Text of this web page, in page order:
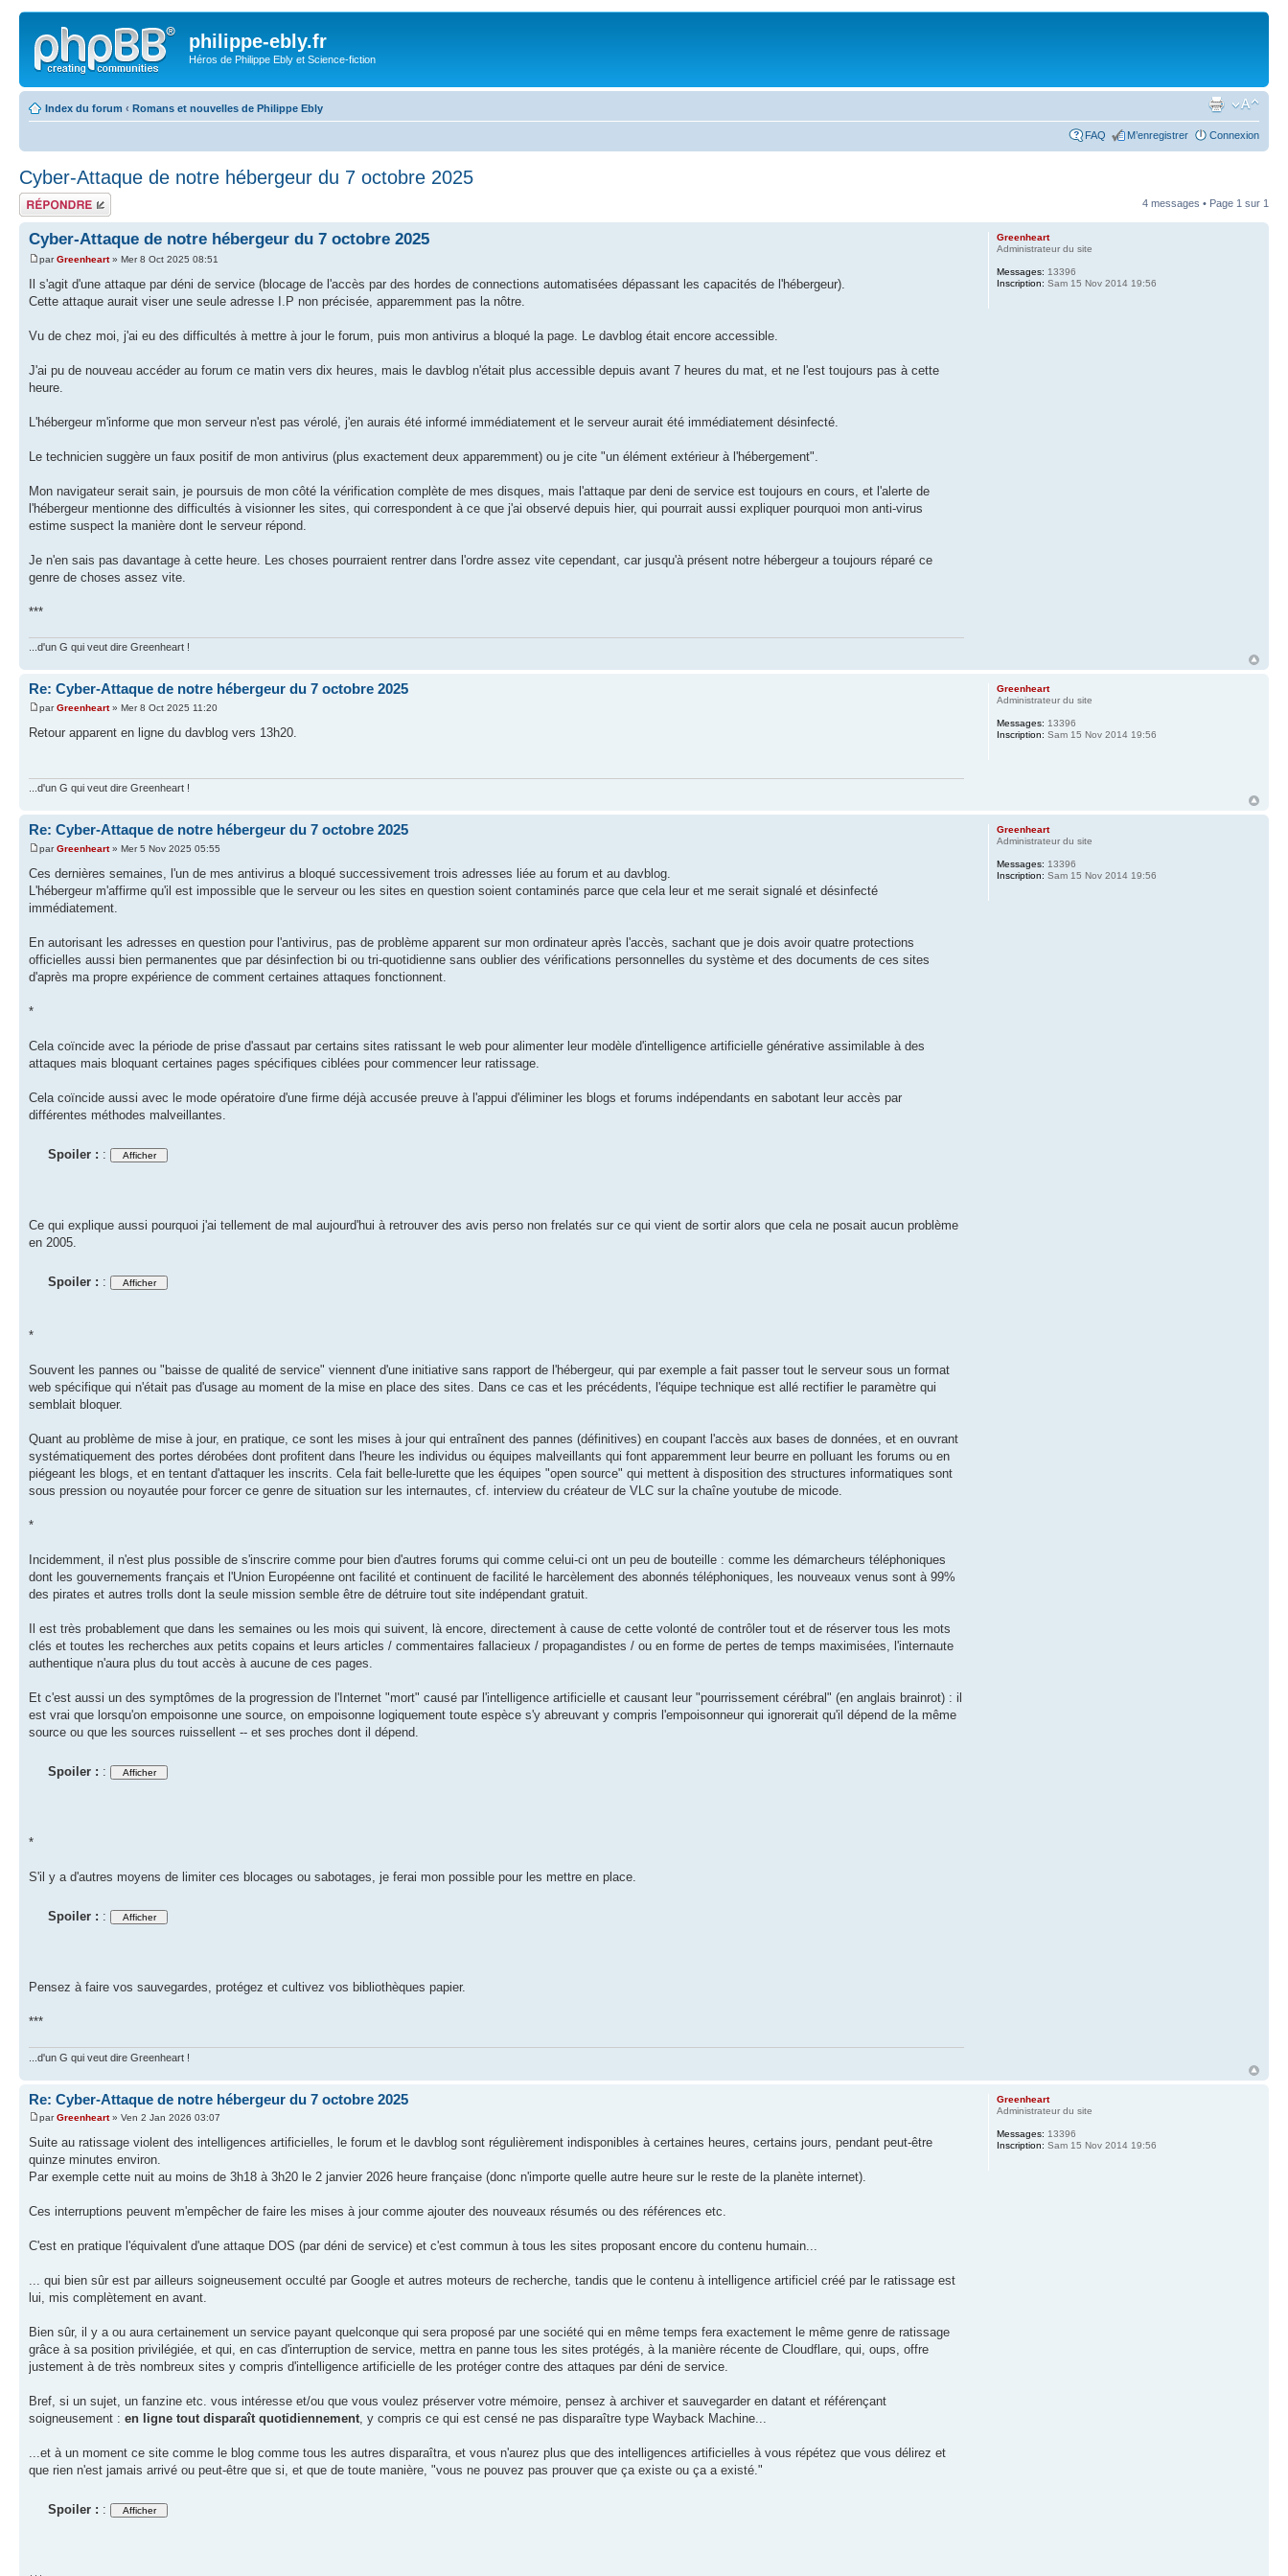
philippe-ebly.fr
Héros de Philippe Ebly et Science-fiction
Index du forum ‹ Romans et nouvelles de Philippe Ebly
FAQ M’enregistrer Connexion
Cyber-Attaque de notre hébergeur du 7 octobre 2025
Répondre 4 messages • Page 1 sur 1
Cyber-Attaque de notre hébergeur du 7 octobre 2025
parGreenheart» Mer 8 Oct 2025 08:51
Il s'agit d'une attaque par déni de service (blocage de l'accès par des hordes de connections automatisées dépassant les capacités de l'hébergeur).
Cette attaque aurait viser une seule adresse I.P non précisée, apparemment pas la nôtre.
Vu de chez moi, j'ai eu des difficultés à mettre à jour le forum, puis mon antivirus a bloqué la page. Le davblog était encore accessible.
J'ai pu de nouveau accéder au forum ce matin vers dix heures, mais le davblog n'était plus accessible depuis avant 7 heures du mat, et ne l'est toujours pas à cette
heure.
L'hébergeur m'informe que mon serveur n'est pas vérolé, j'en aurais été informé immédiatement et le serveur aurait été immédiatement désinfecté.
Le technicien suggère un faux positif de mon antivirus (plus exactement deux apparemment) ou je cite "un élément extérieur à l'hébergement".
Mon navigateur serait sain, je poursuis de mon côté la vérification complète de mes disques, mais l'attaque par deni de service est toujours en cours, et l'alerte de
l'hébergeur mentionne des difficultés à visionner les sites, qui correspondent à ce que j'ai observé depuis hier, qui pourrait aussi expliquer pourquoi mon anti-virus
estime suspect la manière dont le serveur répond.
Je n'en sais pas davantage à cette heure. Les choses pourraient rentrer dans l'ordre assez vite cependant, car jusqu'à présent notre hébergeur a toujours réparé ce
genre de choses assez vite.
***
...d'un G qui veut dire Greenheart !
Greenheart
Administrateur du site
Messages: 13396
Inscription: Sam 15 Nov 2014 19:56
Re: Cyber-Attaque de notre hébergeur du 7 octobre 2025
parGreenheart» Mer 8 Oct 2025 11:20
Retour apparent en ligne du davblog vers 13h20.
...d'un G qui veut dire Greenheart !
Greenheart
Administrateur du site
Messages: 13396
Inscription: Sam 15 Nov 2014 19:56
Re: Cyber-Attaque de notre hébergeur du 7 octobre 2025
parGreenheart» Mer 5 Nov 2025 05:55
Ces dernières semaines, l'un de mes antivirus a bloqué successivement trois adresses liée au forum et au davblog.
L'hébergeur m'affirme qu'il est impossible que le serveur ou les sites en question soient contaminés parce que cela leur et me serait signalé et désinfecté
immédiatement.
En autorisant les adresses en question pour l'antivirus, pas de problème apparent sur mon ordinateur après l'accès, sachant que je dois avoir quatre protections
officielles aussi bien permanentes que par désinfection bi ou tri-quotidienne sans oublier des vérifications personnelles du système et des documents de ces sites
d'après ma propre expérience de comment certaines attaques fonctionnent.
*
Cela coïncide avec la période de prise d'assaut par certains sites ratissant le web pour alimenter leur modèle d'intelligence artificielle générative assimilable à des
attaques mais bloquant certaines pages spécifiques ciblées pour commencer leur ratissage.
Cela coïncide aussi avec le mode opératoire d'une firme déjà accusée preuve à l'appui d'éliminer les blogs et forums indépendants en sabotant leur accès par
différentes méthodes malveillantes.
Spoiler : :
Ce qui explique aussi pourquoi j'ai tellement de mal aujourd'hui à retrouver des avis perso non frelatés sur ce qui vient de sortir alors que cela ne posait aucun problème
en 2005.
Spoiler : :
*
Souvent les pannes ou "baisse de qualité de service" viennent d'une initiative sans rapport de l'hébergeur, qui par exemple a fait passer tout le serveur sous un format
web spécifique qui n'était pas d'usage au moment de la mise en place des sites. Dans ce cas et les précédents, l'équipe technique est allé rectifier le paramètre qui
semblait bloquer.
Quant au problème de mise à jour, en pratique, ce sont les mises à jour qui entraînent des pannes (définitives) en coupant l'accès aux bases de données, et en ouvrant
systématiquement des portes dérobées dont profitent dans l'heure les individus ou équipes malveillants qui font apparemment leur beurre en polluant les forums ou en
piégeant les blogs, et en tentant d'attaquer les inscrits. Cela fait belle-lurette que les équipes "open source" qui mettent à disposition des structures informatiques sont
sous pression ou noyautée pour forcer ce genre de situation sur les internautes, cf. interview du créateur de VLC sur la chaîne youtube de micode.
*
Incidemment, il n'est plus possible de s'inscrire comme pour bien d'autres forums qui comme celui-ci ont un peu de bouteille : comme les démarcheurs téléphoniques
dont les gouvernements français et l'Union Européenne ont facilité et continuent de facilité le harcèlement des abonnés téléphoniques, les nouveaux venus sont à 99%
des pirates et autres trolls dont la seule mission semble être de détruire tout site indépendant gratuit.
Il est très probablement que dans les semaines ou les mois qui suivent, là encore, directement à cause de cette volonté de contrôler tout et de réserver tous les mots
clés et toutes les recherches aux petits copains et leurs articles / commentaires fallacieux / propagandistes / ou en forme de pertes de temps maximisées, l'internaute
authentique n'aura plus du tout accès à aucune de ces pages.
Et c'est aussi un des symptômes de la progression de l'Internet "mort" causé par l'intelligence artificielle et causant leur "pourrissement cérébral" (en anglais brainrot) : il
est vrai que lorsqu'on empoisonne une source, on empoisonne logiquement toute espèce s'y abreuvant y compris l'empoisonneur qui ignorerait qu'il dépend de la même
source ou que les sources ruissellent -- et ses proches dont il dépend.
Spoiler : :
*
S'il y a d'autres moyens de limiter ces blocages ou sabotages, je ferai mon possible pour les mettre en place.
Spoiler : :
Pensez à faire vos sauvegardes, protégez et cultivez vos bibliothèques papier.
***
...d'un G qui veut dire Greenheart !
Greenheart
Administrateur du site
Messages: 13396
Inscription: Sam 15 Nov 2014 19:56
Re: Cyber-Attaque de notre hébergeur du 7 octobre 2025
parGreenheart» Ven 2 Jan 2026 03:07
Suite au ratissage violent des intelligences artificielles, le forum et le davblog sont régulièrement indisponibles à certaines heures, certains jours, pendant peut-être
quinze minutes environ.
Par exemple cette nuit au moins de 3h18 à 3h20 le 2 janvier 2026 heure française (donc n'importe quelle autre heure sur le reste de la planète internet).
Ces interruptions peuvent m'empêcher de faire les mises à jour comme ajouter des nouveaux résumés ou des références etc.
C'est en pratique l'équivalent d'une attaque DOS (par déni de service) et c'est commun à tous les sites proposant encore du contenu humain...
... qui bien sûr est par ailleurs soigneusement occulté par Google et autres moteurs de recherche, tandis que le contenu à intelligence artificiel créé par le ratissage est
lui, mis complètement en avant.
Bien sûr, il y a ou aura certainement un service payant quelconque qui sera proposé par une société qui en même temps fera exactement le même genre de ratissage
grâce à sa position privilégiée, et qui, en cas d'interruption de service, mettra en panne tous les sites protégés, à la manière récente de Cloudflare, qui, oups, offre
justement à de très nombreux sites y compris d'intelligence artificielle de les protéger contre des attaques par déni de service.
Bref, si un sujet, un fanzine etc. vous intéresse et/ou que vous voulez préserver votre mémoire, pensez à archiver et sauvegarder en datant et référençant
soigneusement : en ligne tout disparaît quotidiennement, y compris ce qui est censé ne pas disparaître type Wayback Machine...
...et à un moment ce site comme le blog comme tous les autres disparaîtra, et vous n'aurez plus que des intelligences artificielles à vous répétez que vous délirez et
que rien n'est jamais arrivé ou peut-être que si, et que de toute manière, "vous ne pouvez pas prouver que ça existe ou ça a existé."
Spoiler : :
Greenheart
Administrateur du site
Messages: 13396
Inscription: Sam 15 Nov 2014 19:56